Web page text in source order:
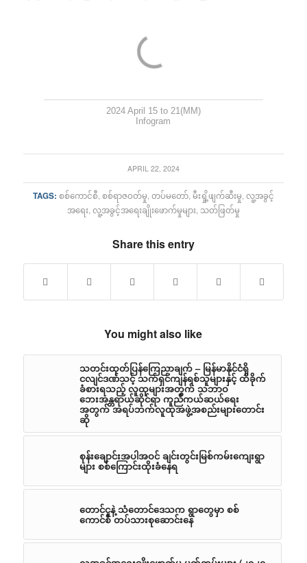
2024 April 15 to 21(MM)
Infogram
APRIL 22, 2024
TAGS: စစ်ကောင်စီ စစ်ရာဇဝတ်မှု, တပ်မတော်, မီးရှို့ဖျက်ဆီးမှု, လူ့အခွင့်
အရေး, လူ့အခွင့်အရေးချိုးဖောက်မှုများ, သတ်ဖြတ်မှု
Share this entry
You might also like
သတင်းထုတ်ပြန်ကြေညာချက် – မြန်မာနိုင်ငံရှိ
ငလျင်ဒဏ်သင့် သက်ရှင်ကျန်ရစ်သူများနှင့် ထိခိုက်
ခံစားရသည့် လူထုများအတွက် သဘာဝ
ဘေးအန္တရာယ်ဆိုင်ရာ ကူညီကယ်ဆယ်ရေး
အတွက် အရပ်ဘက်လူထုအဖွဲ့အစည်းများတောင်း
ဆို
စုန်းချောင်းအပါအဝင် ချင်းတွင်းမြစ်ကမ်းကျေးရွာ
များ စစ်ကြောင်းထိုးခံနေရ
တောင်ငူနဲ့ သံတောင်ဒေသက ရွာတွေမှာ စစ်
ကောင်စီ တပ်သားစုဆောင်းနေ